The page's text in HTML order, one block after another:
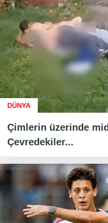
DÜNYA
Çimlerin üzerinde
Çevredekiler...